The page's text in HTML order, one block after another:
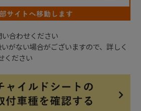
合わせください
がない場合がございますので、詳しく
ください